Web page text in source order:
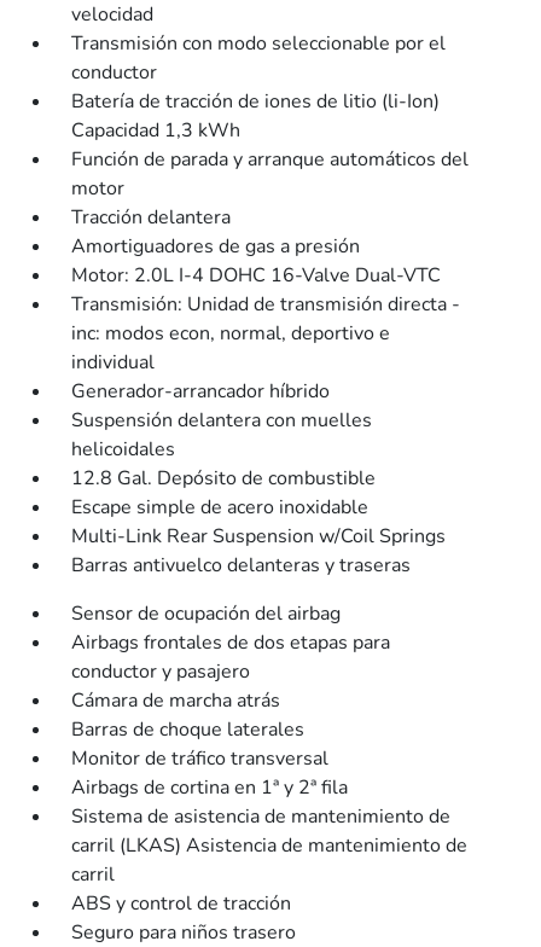
velocidad
Transmisión con modo seleccionable por el
conductor
Batería de tracción de iones de litio (li-Ion)
Capacidad 1,3 kWh
Función de parada y arranque automáticos del
motor
Tracción delantera
Amortiguadores de gas a presión
Motor: 2.0L I-4 DOHC 16-Valve Dual-VTC
Transmisión: Unidad de transmisión directa -
inc: modos econ, normal, deportivo e
individual
Generador-arrancador híbrido
Suspensión delantera con muelles
helicoidales
12.8 Gal. Depósito de combustible
Escape simple de acero inoxidable
Multi-Link Rear Suspension w/Coil Springs
Barras antivuelco delanteras y traseras
Sensor de ocupación del airbag
Airbags frontales de dos etapas para
conductor y pasajero
Cámara de marcha atrás
Barras de choque laterales
Monitor de tráfico transversal
Airbags de cortina en 1ª y 2ª fila
Sistema de asistencia de mantenimiento de
carril (LKAS) Asistencia de mantenimiento de
carril
ABS y control de tracción
Seguro para niños trasero